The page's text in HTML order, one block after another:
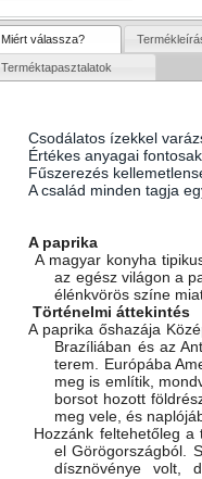
Miért válassza?
Terméktapasztalatok
Csodálatos ízekkel
Értékes anyagai
Fűszerezés
A család minden tagja
A paprika
A magyar konyha
az egész világon a
élénkvörös színe
Történelmi áttekintés
A paprika őshazája
Brazíliában és az
terem. Európába
meg is említik,
borsot hozott
meg vele, és
Hozzánk feltehetőleg a
el Görögországból.
dísznövénye volt,